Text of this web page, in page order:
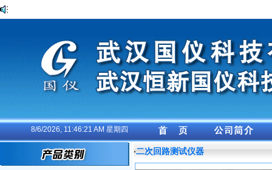
8/6/2026, 11:46:22 AM 星期四
·二次回路测试仪器